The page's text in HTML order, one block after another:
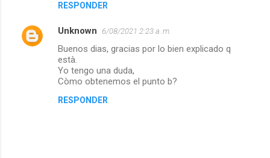
RESPONDER
Unknown 6/08/2021 2:23 a. m.
Buenos dias, gracias por lo bien explicado q
està.
Yo tengo una duda,
Còmo obtenemos el punto b?
RESPONDER